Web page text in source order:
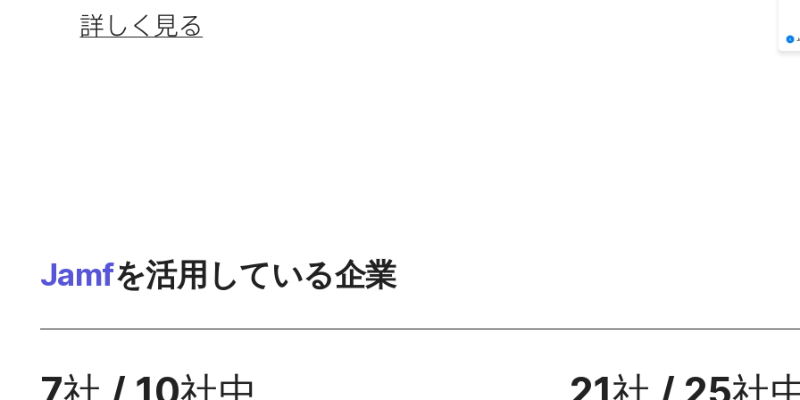
詳しく​見る
Jamfを​活用している​企業